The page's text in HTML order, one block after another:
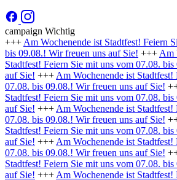
campaign Wichtig
+++ Am Wochenende ist Stadtfest! Feiern
bis 09.08.! Wir freuen uns auf Sie! +++ Am
Stadtfest! Feiern Sie mit uns vom 07.08.
auf Sie! +++ Am Wochenende ist
07.08. bis 09.08.! Wir freuen uns auf Sie!
Stadtfest! Feiern Sie mit uns vom 07.08.
auf Sie! +++ Am Wochenende ist
07.08. bis 09.08.! Wir freuen uns auf Sie!
Stadtfest! Feiern Sie mit uns vom 07.08.
auf Sie! +++ Am Wochenende ist
07.08. bis 09.08.! Wir freuen uns auf Sie!
Stadtfest! Feiern Sie mit uns vom 07.08.
auf Sie! +++ Am Wochenende ist